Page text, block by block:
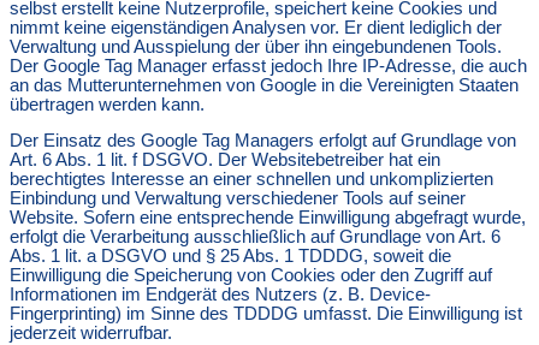
selbst erstellt keine Nutzerprofile, speichert keine Cookies und
nimmt keine eigenständigen Analysen vor. Er dient lediglich der
Verwaltung und Ausspielung der über ihn eingebundenen Tools.
Der Google Tag Manager erfasst jedoch Ihre IP-Adresse, die auch
an das Mutterunternehmen von Google in die Vereinigten Staaten
übertragen werden kann.
Der Einsatz des Google Tag Managers erfolgt auf Grundlage von
Art. 6 Abs. 1 lit. f DSGVO. Der Websitebetreiber hat ein
berechtigtes Interesse an einer schnellen und unkomplizierten
Einbindung und Verwaltung verschiedener Tools auf seiner
Website. Sofern eine entsprechende Einwilligung abgefragt wurde,
erfolgt die Verarbeitung ausschließlich auf Grundlage von Art. 6
Abs. 1 lit. a DSGVO und § 25 Abs. 1 TDDDG, soweit die
Einwilligung die Speicherung von Cookies oder den Zugriff auf
Informationen im Endgerät des Nutzers (z. B. Device-
Fingerprinting) im Sinne des TDDDG umfasst. Die Einwilligung ist
jederzeit widerrufbar.